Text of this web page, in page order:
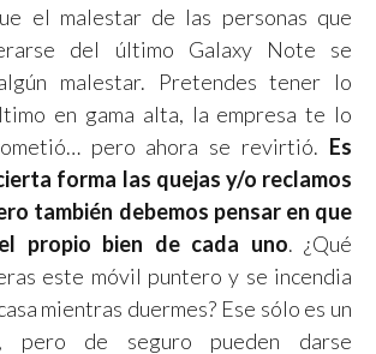
el malestar de las personas que
del último Galaxy Note se
malestar. Pretendes tener lo
en gama alta, la empresa te lo
pero ahora se revirtió. Es
forma las quejas y/o reclamos
también debemos pensar en que
propio bien de cada uno. ¿Qué
este móvil puntero y se incendia
mientras duermes? Ese sólo es un
pero de seguro pueden darse